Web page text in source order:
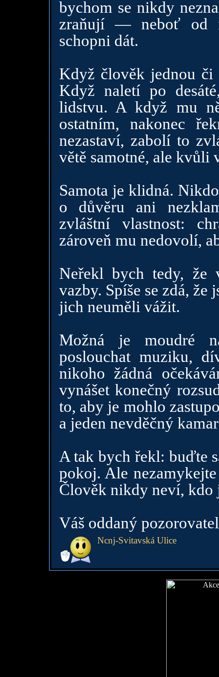
bychom se nikdy
zraňují — neboť od
schopni dát.
Když člověk jednou či
Když naletí po
lidstvu. A když mu
ostatním, nakonec
nezastaví, zabolí to
větě samotné, ale kvůli
Samota je klidná.
o důvěru ani
zvláštní vlastnost:
zároveň mu nedovolí,
Neřekl bych tedy, že
vazby. Spíše se zdá,
jich neuměli vážit.
Možná je moudré
poslouchat muziku,
nikoho žádná
vynášet konečný
to, aby je mohlo
a jeden nevděčný
A tak bych řekl: buďte
pokoj. Ale
Člověk nikdy neví, kdo
Váš oddaný
Ncnj-Svitavská Ulice